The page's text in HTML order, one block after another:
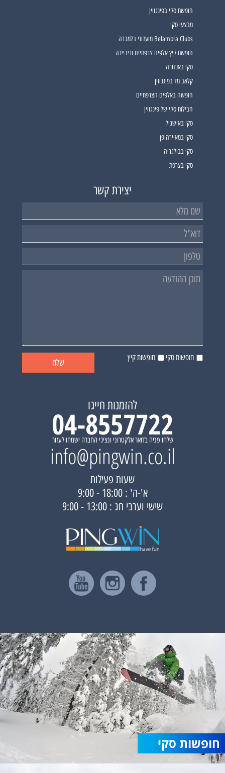
חופשת סקי בפינגווין
מבצעי סקי
Belambra Clubs מועדוני בלמברה
חופשת קיץ אלפים צרפתיים וריביירה
סקי באנדורה
קלאב מד בפינגווין
חופשה באלפים הצרפתיים
חבילות סקי של פינגווין
סקי באישגיל
סקי במאיירהופן
סקי בבולגריה
סקי בצרפת
יצירת קשר
חופשות סקי חופשות קיץ
להזמנות חייגו
04-8557722
שלחו פניה בדואר אלקטרוני ונציגי החברה ישמחו לעזור
info@pingwin.co.il
שעות פעילות
א'-ה' : 18:00 - 9:00
שישי וערבי חג : 13:00 - 9:00
חופשות סקי